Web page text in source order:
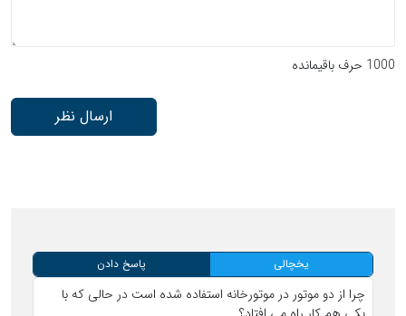
1000 حرف باقیمانده
ارسال نظر
یخچالی پاسخ دادن
چرا از دو موتور در موتورخانه استفاده شده است در حالی که با